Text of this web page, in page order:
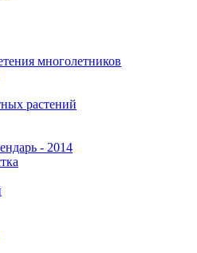
многолетников
растений
- 2014